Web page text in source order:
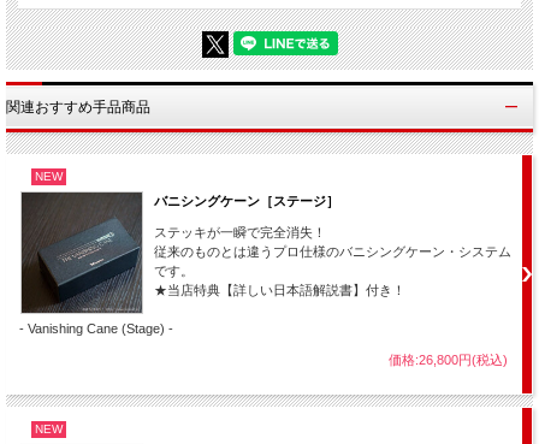
・・・まるで魂が宿ったかのよう！
しっかりと捕まえておかないと・・・！
関連おすすめ手品商品
NEW
バニシングケーン［ステージ］
ステッキが一瞬で完全消失！
従来のものとは違うプロ仕様のバニシングケーン・システム
です。
★当店特典【詳しい日本語解説書】付き！
- Vanishing Cane (Stage) -
価格:26,800円(税込)
NEW